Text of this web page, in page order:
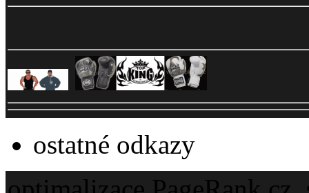
ostatné odkazy